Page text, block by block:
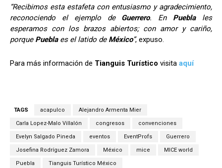
“Recibimos esta estafeta con entusiasmo y agradecimiento,
reconociendo el ejemplo de Guerrero. En Pueblales
esperamos con los brazos abiertos; con amor y cariño,
porque Pueblaes el latido de México”, expuso.
Para más información de Tianguis Turístico visita aquí
TAGS acapulco Alejandro Armenta Mier
Carla Lopez-Malo Villalón congresos convenciones
Evelyn Salgado Pineda eventos EventProfs Guerrero
Josefina Rodríguez Zamora México mice MICE world
Puebla Tianguis Turístico México